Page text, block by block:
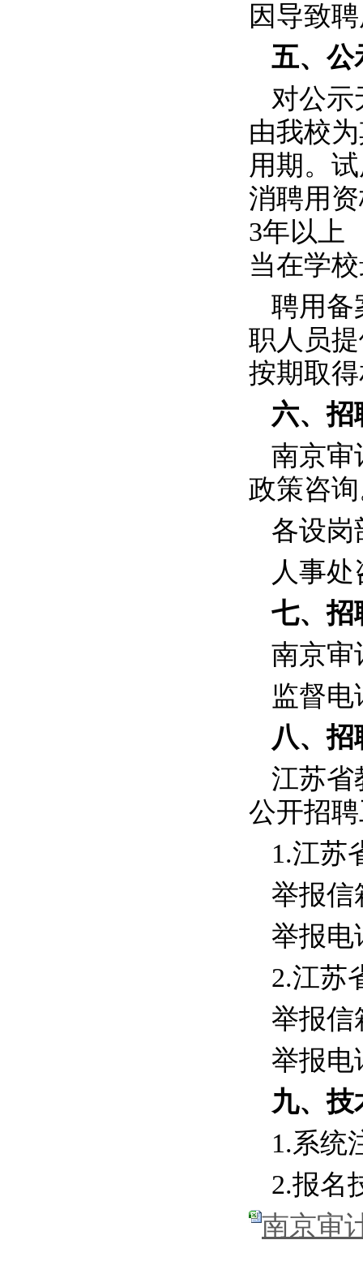
因导致
五、公
对公示
由我校
用期。
消聘用
3年以上
当在学
聘用备
职人员
按期取
六、招
南京审
政策咨
各设岗
人事
七、招
南京审
监督电
八、
江苏省
公开招
1.江苏
举报信
举报电
2.江苏
举报信
举报电
九、技
1.系统
2.报名
南京审